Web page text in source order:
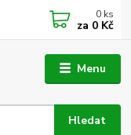
Menu
Hledat
0 ks
za 0 Kč